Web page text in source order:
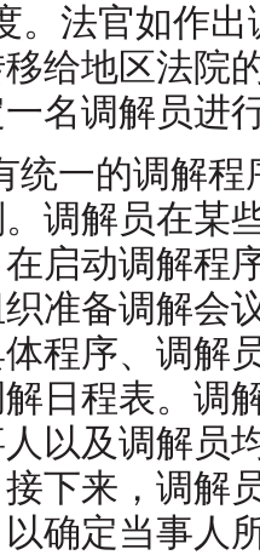
。法官如作
给地区法院
名调解员进
统一的调解
调解员在某
启动调解程
准备调解会
程序、调解
日程表。调
以及调解员
下来，调解
确定当事人